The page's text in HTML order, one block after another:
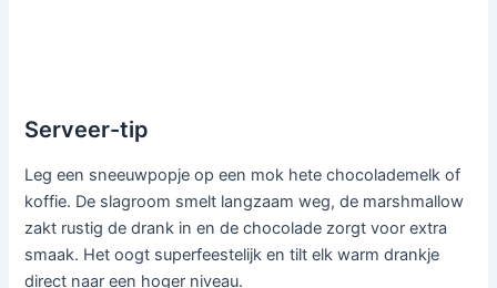
Serveer-tip
Leg een sneeuwpopje op een mok hete chocolademelk of
koffie. De slagroom smelt langzaam weg, de marshmallow
zakt rustig de drank in en de chocolade zorgt voor extra
smaak. Het oogt superfeestelijk en tilt elk warm drankje
direct naar een hoger niveau.